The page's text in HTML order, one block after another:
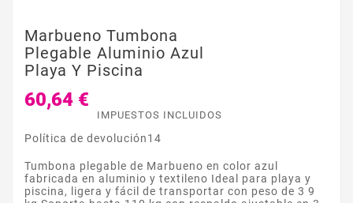
Marbueno Tumbona
Plegable Aluminio Azul
Playa Y Piscina
60,64 €
IMPUESTOS INCLUIDOS
Política de devolución14
Tumbona plegable de Marbueno en color azul
fabricada en aluminio y textileno Ideal para playa y
piscina, ligera y fácil de transportar con peso de 3 9